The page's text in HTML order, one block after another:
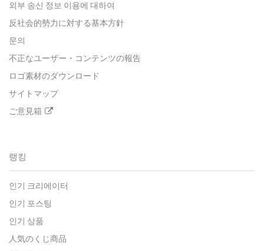
외부 송신 정보 이용에 대하여
反社会的勢力に対する基本方針
문의
不正なユーザー・コンテンツの報告
ロゴ素材のダウンロード
サイトマップ
ご意見箱
랭킹
인기 크리에이터
인기 포스팅
인기 상품
人気のくじ商品